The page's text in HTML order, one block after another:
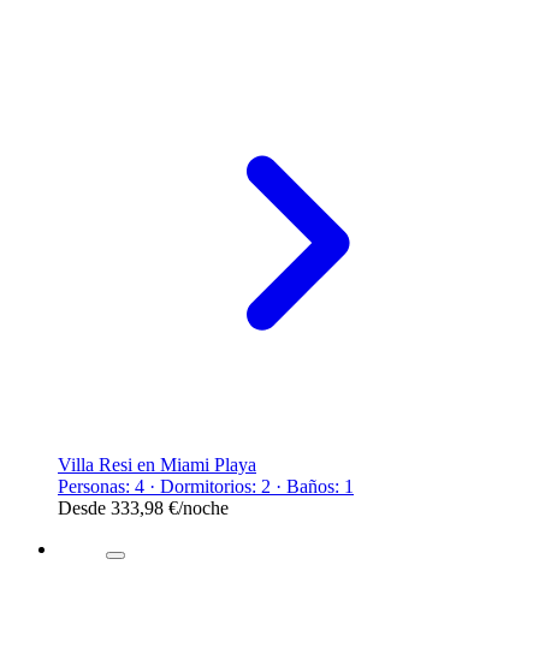
Villa Resi en Miami Playa
Personas: 4 · Dormitorios: 2 · Baños: 1
Desde 333,98 €/noche